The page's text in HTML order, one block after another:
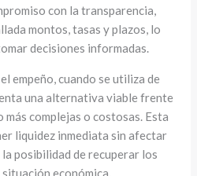
con la transparencia,
montos, tasas y plazos, lo
decisiones informadas.
empeño, cuando se utiliza de
una alternativa viable frente
complejas o costosas. Esta
liquidez inmediata sin afectar
posibilidad de recuperar los
económica.